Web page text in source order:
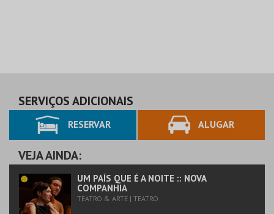
SERVIÇOS ADICIONAIS
RESERVAR ALUGAR
VEJA AINDA:
UM PAÍS QUE É A NOITE :: NOVA
COMPANHIA
TEATRO & ARTE | TEATRO